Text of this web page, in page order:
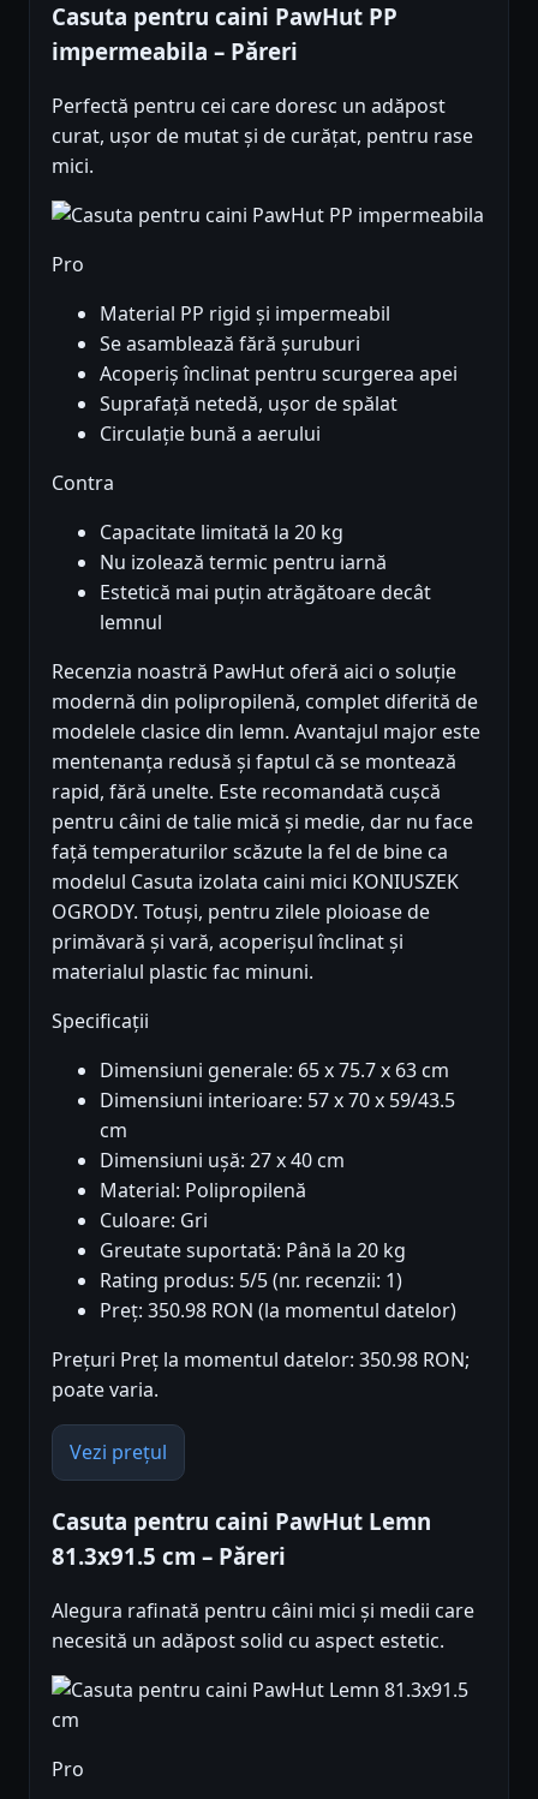
Casuta pentru caini PawHut PP
impermeabila – Păreri
Perfectă pentru cei care doresc un adăpost
curat, ușor de mutat și de curățat, pentru rase
mici.
Pro
Material PP rigid și impermeabil
Se asamblează fără șuruburi
Acoperiș înclinat pentru scurgerea apei
Suprafață netedă, ușor de spălat
Circulație bună a aerului
Contra
Capacitate limitată la 20 kg
Nu izolează termic pentru iarnă
Estetică mai puțin atrăgătoare decât
lemnul
Recenzia noastră PawHut oferă aici o soluție
modernă din polipropilenă, complet diferită de
modelele clasice din lemn. Avantajul major este
mentenanța redusă și faptul că se montează
rapid, fără unelte. Este recomandată cușcă
pentru câini de talie mică și medie, dar nu face
față temperaturilor scăzute la fel de bine ca
modelul Casuta izolata caini mici KONIUSZEK
OGRODY. Totuși, pentru zilele ploioase de
primăvară și vară, acoperișul înclinat și
materialul plastic fac minuni.
Specificații
Dimensiuni generale: 65 x 75.7 x 63 cm
Dimensiuni interioare: 57 x 70 x 59/43.5
cm
Dimensiuni ușă: 27 x 40 cm
Material: Polipropilenă
Culoare: Gri
Greutate suportată: Până la 20 kg
Rating produs: 5/5 (nr. recenzii: 1)
Preț: 350.98 RON (la momentul datelor)
Prețuri Preț la momentul datelor: 350.98 RON;
poate varia.
Vezi prețul
Casuta pentru caini PawHut Lemn
81.3x91.5 cm – Păreri
Alegura rafinată pentru câini mici și medii care
necesită un adăpost solid cu aspect estetic.
Pro